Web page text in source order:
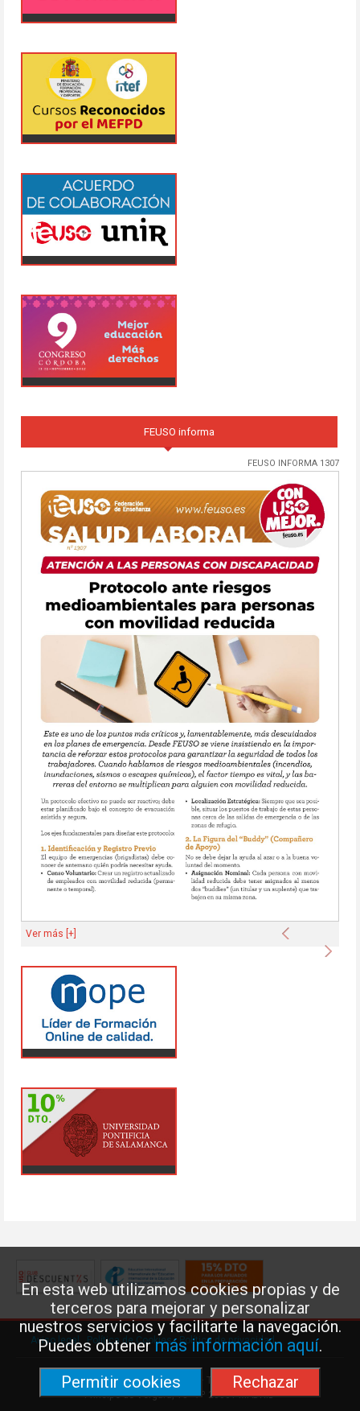
En esta web utilizamos cookies propias y de
terceros para mejorar y personalizar
nuestros servicios y facilitarte la navegación.
Puedes obtenermás información aquí.
Permitir cookies
Rechazar
FEUSO informa
FEUSO INFORMA 1307
Anterior
Ver más [+]
Aviso legal Política de Cookies· Política de privacidad
Federación de Enseñanza de USO · Teléfono: 91 577 41 13 ·
Príncipe de Vergara, 13 · 7º 28001 MADRID